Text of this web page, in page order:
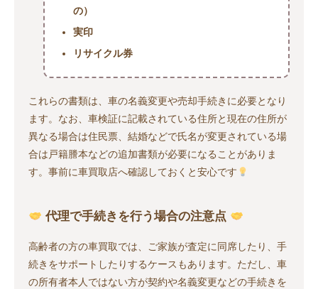
の）
実印
リサイクル券
これらの書類は、車の名義変更や売却手続きに必要となり
ます。なお、車検証に記載されている住所と現在の住所が
異なる場合は住民票、結婚などで氏名が変更されている場
合は戸籍謄本などの追加書類が必要になることがありま
す。事前に車買取店へ確認しておくと安心です
代理で手続きを行う場合の注意点
高齢者の方の車買取では、ご家族が査定に同席したり、手
続きをサポートしたりするケースもあります。ただし、車
の所有者本人ではない方が契約や名義変更などの手続きを